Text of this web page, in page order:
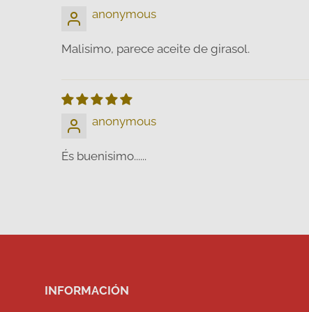
anonymous
Malisimo, parece aceite de girasol.
anonymous
És buenisimo......
INFORMACIÓN